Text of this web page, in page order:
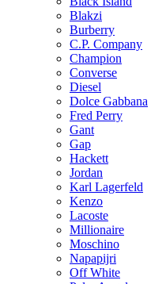
Blakzi
Burberry
C.P. Company
Champion
Converse
Diesel
Dolce Gabbana
Fred Perry
Gant
Gap
Hackett
Jordan
Karl Lagerfeld
Kenzo
Lacoste
Millionaire
Moschino
Napapijri
Off White